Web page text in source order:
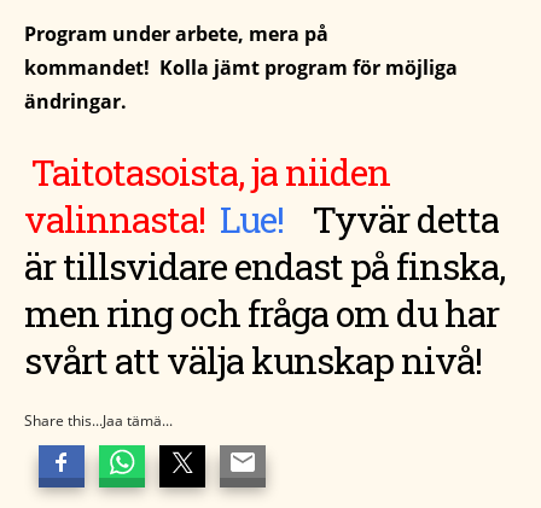
Program under arbete, mera på
kommandet! Kolla jämt program för möjliga
ändringar.
Taitotasoista, ja niiden
valinnasta! Lue! Tyvär detta
är tillsvidare endast på finska,
men ring och fråga om du har
svårt att välja kunskap nivå!
Share this...Jaa tämä...